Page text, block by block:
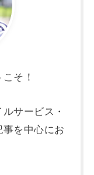
そ！
サービス・
を中心にお